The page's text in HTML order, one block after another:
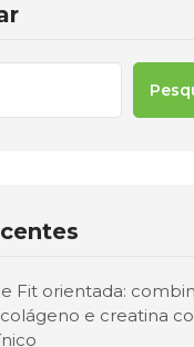
Fit orientada:
e creatina